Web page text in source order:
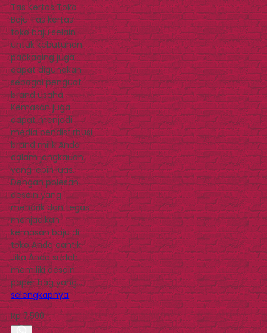
Tas Kertas Toko
Baju Tas kertas
toko baju selain
untuk kebutuhan
packaging juga
dapat digunakan
sebagai penguat
brand usaha.
Kemasan juga
dapat menjadi
media pendistirbusi
brand milik Anda
dalam jangkauan
yang lebih luas.
Dengan polesan
desain yang
menarik dan tegas
menjadikan
kemasan baju di
toko Anda cantik.
Jika Anda sudah
memiliki desain
paper bag yang…
selengkapnya
Rp 7.500